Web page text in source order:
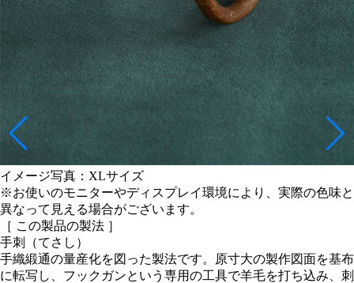
イメージ写真：XLサイズ
※お使いのモニターやディスプレイ環境により、実際の色味と
異なって見える場合がございます。
［ この製品の製法 ］
手刺（てさし）
手織緞通の量産化を図った製法です。原寸大の製作図面を基布
に転写し、フックガンという専用の工具で羊毛を打ち込み、刺